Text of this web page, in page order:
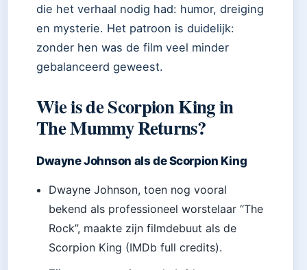
die het verhaal nodig had: humor, dreiging
en mysterie. Het patroon is duidelijk:
zonder hen was de film veel minder
gebalanceerd geweest.
Wie is de Scorpion King in
The Mummy Returns?
Dwayne Johnson als de Scorpion King
Dwayne Johnson, toen nog vooral
bekend als professioneel worstelaar “The
Rock”, maakte zijn filmdebuut als de
Scorpion King (IMDb full credits).